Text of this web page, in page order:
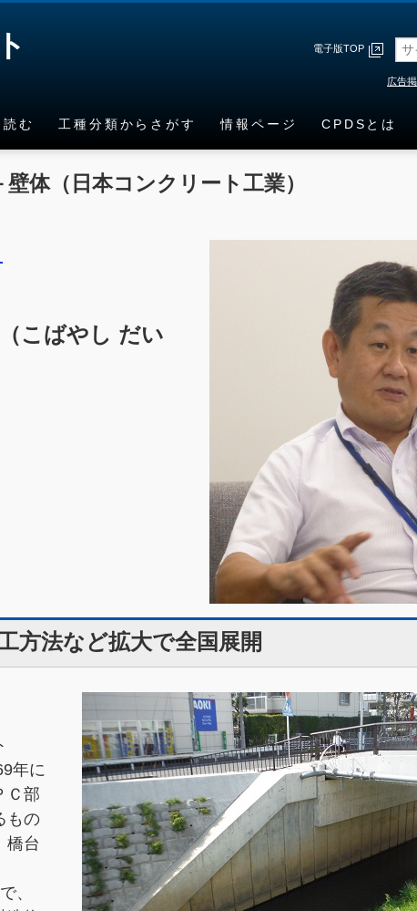
電子版TOP
広告
む 工種分類からさがす
ールド
建築
調査試験
ＣＡＬＳ関連
情報ページ
ース 企画特集
CPDSとは
体（日本コンクリート工業）
こばやし だい
方法など拡大で全国展開
年に
Ｃ部
もの
橋台
、